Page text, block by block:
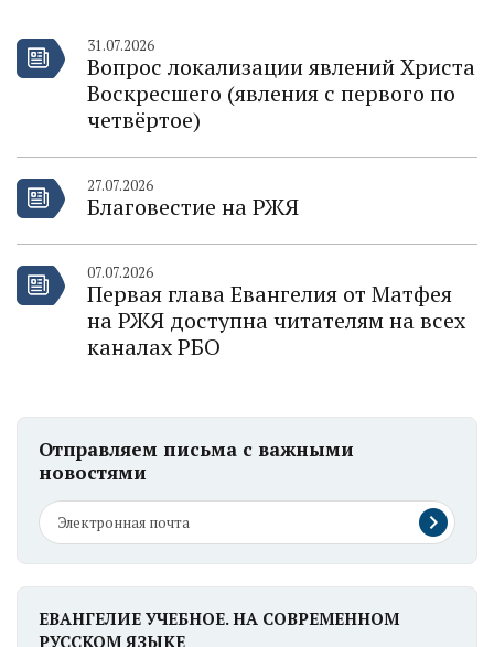
31.07.2026
Вопрос локализации явлений Христа
Воскресшего (явления с первого по
четвёртое)
27.07.2026
Благовестие на РЖЯ
07.07.2026
Первая глава Евангелия от Матфея
на РЖЯ доступна читателям на всех
каналах РБО
Отправляем письма с важными
новостями
ЕВАНГЕЛИЕ УЧЕБНОЕ. НА СОВРЕМЕННОМ
РУССКОМ ЯЗЫКЕ